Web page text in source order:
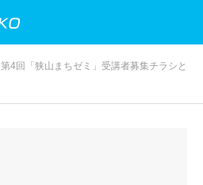
第4回「狭山まちゼミ」受講者募集チラシと